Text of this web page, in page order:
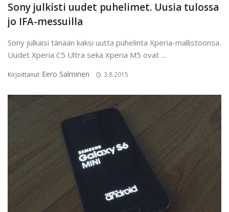
Sony julkisti uudet puhelimet. Uusia tulossa
jo IFA-messuilla
Sony julkaisi tänään kaksi uutta puhelinta Xperia-mallistoonsa.
Uudet Xperia C5 Ultra sekä Xperia M5 ovat ...
Kirjoittanut Eero Salminen 3.8.2015